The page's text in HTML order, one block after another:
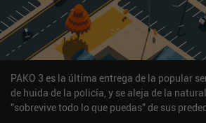
PAKO 3 es la última entrega de la popular
de huida de la policía, y se aleja de la
"sobrevive todo lo que puedas" de sus